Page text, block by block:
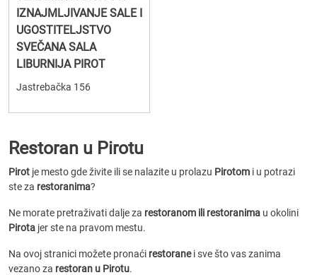
IZNAJMLJIVANJE SALE I
UGOSTITELJSTVO
SVEČANA SALA
LIBURNIJA PIROT
Jastrebačka 156
Restoran u Pirotu
Pirot je mesto gde živite ili se nalazite u prolazu Pirotom i u potrazi
ste za restoranima?
Ne morate pretraživati dalje za restoranom ili restoranima u okolini
Pirota jer ste na pravom mestu.
Na ovoj stranici možete pronaći restoranei sve što vas zanima
vezano za restoran u Pirotu.